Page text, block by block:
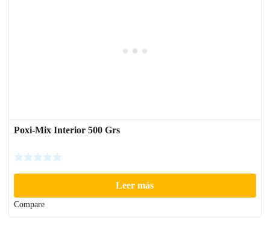
Poxi-Mix Interior 500 Grs
Leer más
Compare